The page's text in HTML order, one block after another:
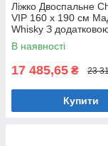
Ліжко Двоспальне
VIP 160 х 190 см
Whisky З
металевою
рамою Коричневий
В наявності
17 485,65 ₴ 23
Купити